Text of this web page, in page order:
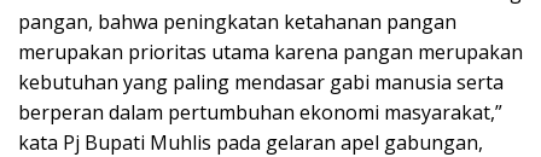
pangan, bahwa peningkatan ketahanan pangan
merupakan prioritas utama karena pangan merupakan
kebutuhan yang paling mendasar gabi manusia serta
berperan dalam pertumbuhan ekonomi masyarakat,”
kata Pj Bupati Muhlis pada gelaran apel gabungan,